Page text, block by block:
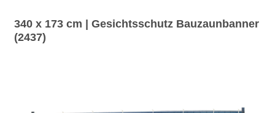
340 x 173 cm | Gesichtsschutz Bauzaunbanner
(2437)